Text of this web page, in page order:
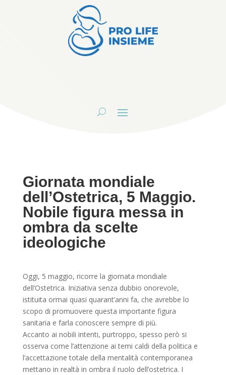
Giornata mondiale
dell’Ostetrica, 5 Maggio.
Nobile figura messa in
ombra da scelte
ideologiche
Oggi, 5 maggio, ricorre la giornata mondiale
dell’Ostetrica. Iniziativa senza dubbio onorevole,
istituita ormai quasi quarant’anni fa, che avrebbe lo
scopo di promuovere questa importante figura
sanitaria e farla conoscere sempre di più.
Accanto ai nobili intenti, purtroppo, spesso però si
osserva come l’attenzione ai temi caldi della politica e
l’accettazione totale della mentalità contemporanea
mettano in realtà in ombra il ruolo dell’ostetrica. I